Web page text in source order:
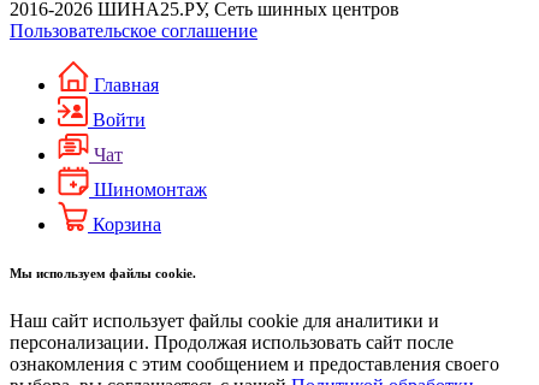
2016-2026 ШИНА25.РУ, Сеть шинных центров
Пользовательское соглашение
Главная
Войти
Чат
Шиномонтаж
Корзина
Мы используем файлы cookie.
Наш сайт использует файлы cookie для аналитики и
персонализации. Продолжая использовать сайт после
ознакомления с этим сообщением и предоставления своего